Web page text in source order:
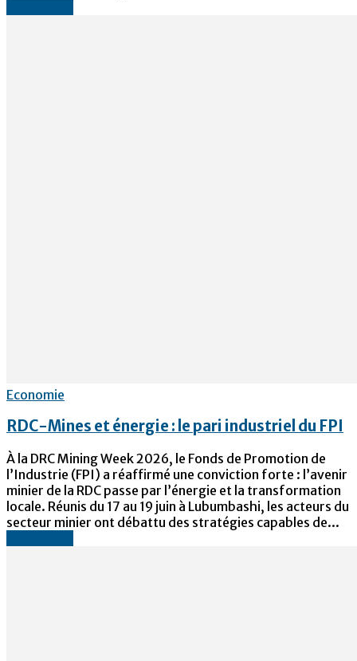
Economie
RDC-Mines et énergie : le pari industriel du FPI
À la DRC Mining Week 2026, le Fonds de Promotion de
l’Industrie (FPI) a réaffirmé une conviction forte : l’avenir
minier de la RDC passe par l’énergie et la transformation
locale. Réunis du 17 au 19 juin à Lubumbashi, les acteurs du
secteur minier ont débattu des stratégies capables de...